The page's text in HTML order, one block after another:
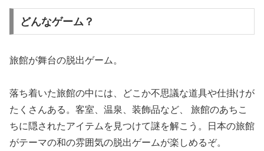
どんなゲーム？
旅館が舞台の脱出ゲーム。
落ち着いた旅館の中には、どこか不思議な道具や仕掛けが
たくさんある。客室、温泉、装飾品など、 旅館のあちこ
ちに隠されたアイテムを見つけて謎を解こう。日本の旅館
がテーマの和の雰囲気の脱出ゲームが楽しめるぞ。